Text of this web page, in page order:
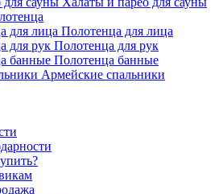
Полотенца для лица
Полотенца для рук
Полотенца банные
Армейские спальники